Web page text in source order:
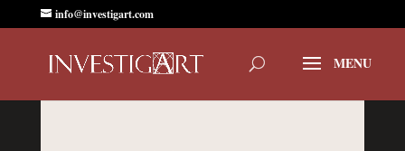
info@investigart.com